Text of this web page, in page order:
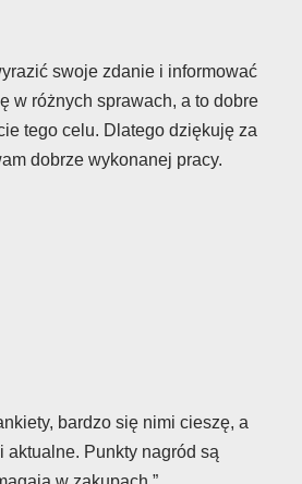
swoje zdanie i informować
w różnych sprawach, a to dobre
tego celu. Dlatego dziękuję za
dobrze wykonanej pracy.
bardzo się nimi cieszę, a
aktualne. Punkty nagród są